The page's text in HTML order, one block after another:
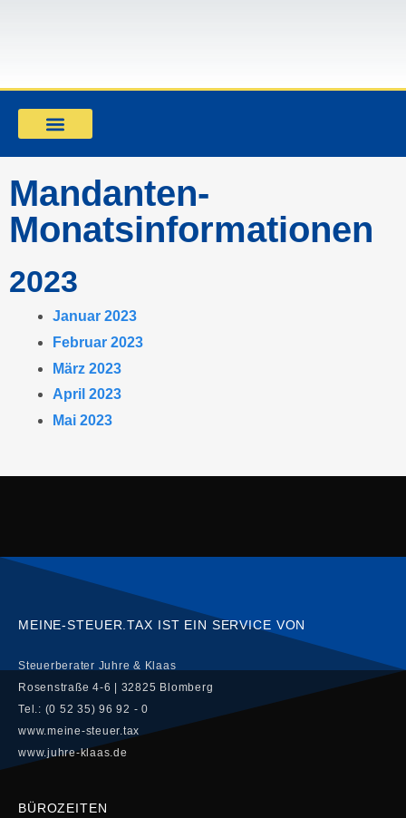
Mandanten-
Monatsinformationen
2023
Januar 2023
Februar 2023
März 2023
April 2023
Mai 2023
MEINE-STEUER.TAX IST EIN SERVICE VON
Steuerberater Juhre & Klaas
Rosenstraße 4-6 | 32825 Blomberg
Tel.: (0 52 35) 96 92 - 0
www.meine-steuer.tax
www.juhre-klaas.de
BÜROZEITEN